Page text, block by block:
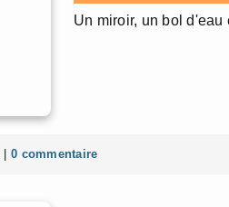
Un miroir, un bol
0 commentaire